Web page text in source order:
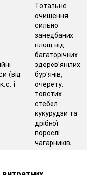
(від
і
Тотальне
очищення
сильно
занедбаних
площ від
багаторічних
здерев'янілих
бур'янів,
очерету,
товстих
стебел
кукурудзи та
дрібної
порослі
чагарників.